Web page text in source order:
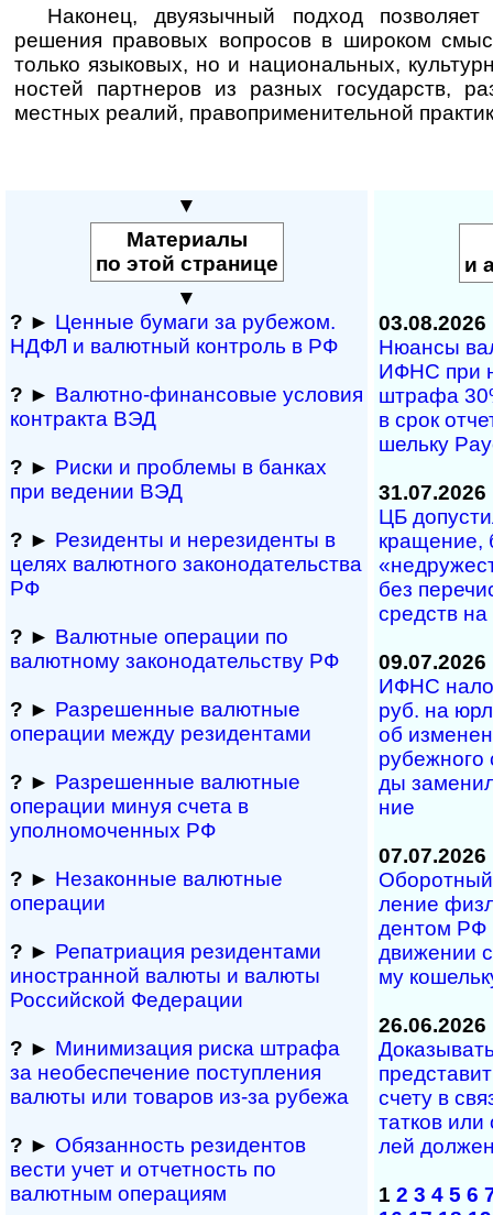
Наконец, двуязычный подход
реше­ния право­вых воп­ро­сов в широ­ком
только язы­ко­вых, но и наци­о­на­ль­ных,
нос­тей парт­не­ров из раз­ных госу­дарств,
мест­ных реа­лий, право­при­ме­ни­те­ль­ной
▼
Материалы
по этой странице
▼
? ► Ценные бумаги за рубежом.
НДФЛ и ва­лют­ный кон­т­роль в РФ
? ► Валютно-финансовые условия
контракта ВЭД
? ► Риски и проблемы в банках
при ведении ВЭД
? ► Резиденты и не­ре­зи­ден­ты в
целях валютного за­ко­но­да­тель­ст­ва
РФ
? ► Валютные операции по
валютному за­ко­но­да­тель­ст­ву РФ
? ► Разрешенные валютные
операции между резидентами
? ► Разрешенные валютные
операции минуя счета в
уполномоченных РФ
? ► Незаконные валютные
операции
? ► Репатриация ре­зи­ден­та­ми
иностранной ва­лю­ты и валюты
Рос­сий­ской Федерации
? ► Минимизация риска штрафа
за не­обес­пе­че­ние поступления
валюты или товаров из-за рубежа
? ► Обязанность резиден­тов
вести учет и отчетность по
валютным операциям
и
03.08.2026
Нюансы
ИФНС при
штра­фа
в срок
ше­ль­ку
31.07.2026
ЦБ
кра­ще­ние,
без
средств
09.07.2026
ИФНС
руб. на
об
ды
ние
07.07.2026
ле­ние
ден­том РФ
дви­же­нии
му
26.06.2026
сче­ту в
тат­ков
лей
1 2 3 4 5 6